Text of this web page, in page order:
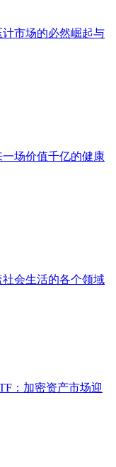
市场的必然崛起与
场价值千亿的健康
会生活的各个领域
：加密资产市场迎